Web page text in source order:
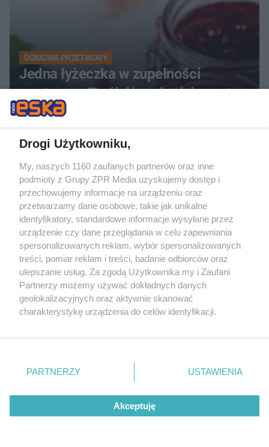
DOMOWE PRZETWORY
Jedna łyżeczka w zupełności
wystarczy. Twój dżem będzie gęsty
jak nigdy
ZOBACZ WIĘCEJ
Drogi Użytkowniku,
My, naszych 1160 zaufanych partnerów oraz inne
podmioty z Grupy ZPR Media uzyskujemy dostęp i
przechowujemy informacje na urządzeniu oraz
przetwarzamy dane osobowe, takie jak unikalne
identyfikatory, standardowe informacje wysyłane przez
urządzenie czy dane przeglądania w celu zapewniania
spersonalizowanych reklam, wybór spersonalizowanych
treści, pomiar reklam i treści, badanie odbiorców oraz
ulepszanie usług. Za zgodą Użytkownika my i Zaufani
Partnerzy możemy używać dokładnych danych
geolokalizacyjnych oraz aktywnie skanować
charakterystykę urządzenia do celów identyfikacji.
zmienić/wycofać klikając przycisk ustawień prywatności
znajdujący się w lewym dolnym rogu strony
rodzaje przetwarzania danych nie wymagają zgody
użytkownika, ale masz prawo sprzeciwić się takiemu
przetwarzaniu. Preferencje będą miały zastosowanie tylko
PARTNERZY USTAWIENIA
Akceptuję